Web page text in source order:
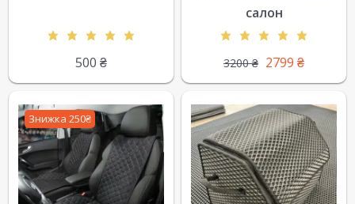
500 ₴
салон
3200₴ 2799 ₴
Знижка 250₴